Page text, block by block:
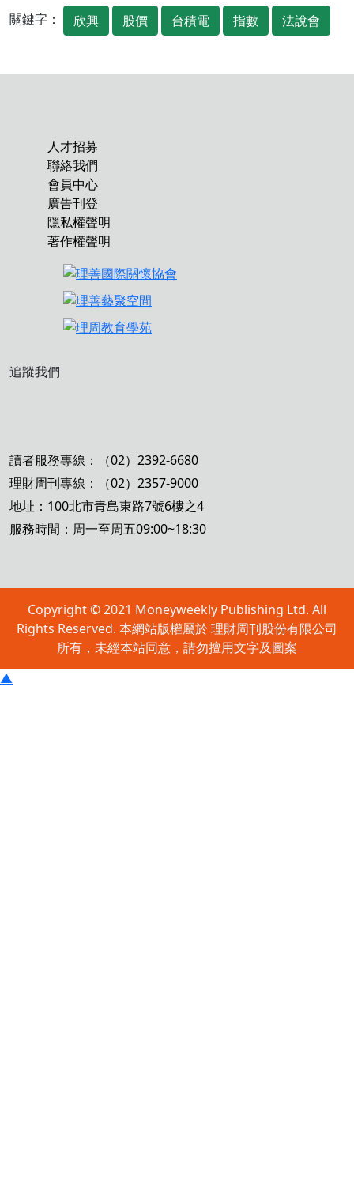
關鍵字： 欣興 股價 台積電 指數 法說會
人才招募
聯絡我們
會員中心
廣告刊登
隱私權聲明
著作權聲明
追蹤我們
讀者服務專線：（02）2392-6680
理財周刊專線：（02）2357-9000
地址：100北市青島東路7號6樓之4
服務時間：周一至周五09:00~18:30
Copyright © 2021 Moneyweekly Publishing Ltd. All
Rights Reserved. 本網站版權屬於 理財周刊股份有限公司
所有，未經本站同意，請勿擅用文字及圖案
▲